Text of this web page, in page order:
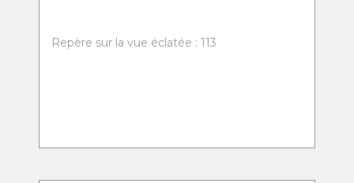
Repère sur la vue éclatée : 113